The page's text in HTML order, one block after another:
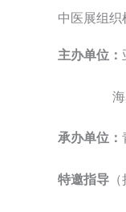
中医展组织
主办单位：
海名国
承办单位：
特邀指导